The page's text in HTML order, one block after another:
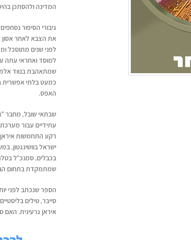
המדינה ולהסתכן
גיבורי הסיפור
את הצבא לאחר אסון
לפני שנים מתוסכל
למוסד ואחראי עתה
שמתאהבת בנווד
כמעט בלתי אפשרית
האפס.
שבתאי שובל, מחבר
עתידיים עבור
רקע התחמשות איראן
ישראל בוושינגטון,
בכבלים, סמנכ"ל
שמתמקדת בתחום
הספר שנכתב לפני
סייבר, טילים
איראן גרעינית.